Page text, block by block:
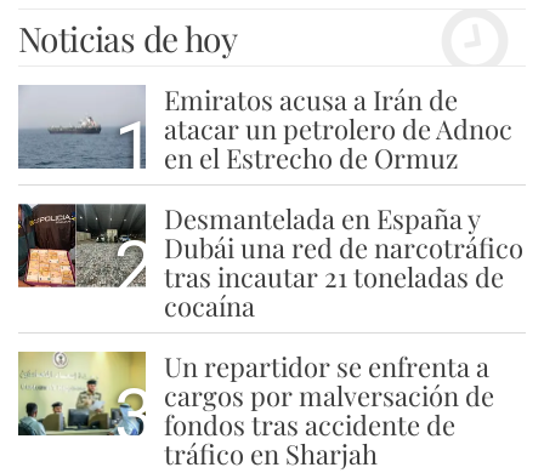
Noticias de hoy
1
Emiratos acusa a Irán de
atacar un petrolero de Adnoc
en el Estrecho de Ormuz
2
Desmantelada en España y
Dubái una red de narcotráfico
tras incautar 21 toneladas de
cocaína
3
Un repartidor se enfrenta a
cargos por malversación de
fondos tras accidente de
tráfico en Sharjah